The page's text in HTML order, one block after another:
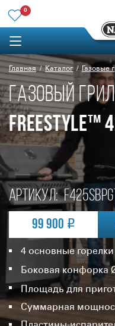
0
Главная Каталог Газовые
ГАЗОВЫЙ
FREESTYLE™
Артикул:
99 900
4 основные горелки
Боковая конфорка
Площадь для
Суммарная